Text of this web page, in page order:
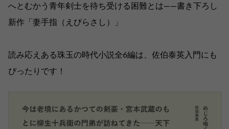
へとむかう青年剣士を待ち受ける困難とは――書き下ろし
新作「妻手指（えびらさし）」
読み応えある珠玉の時代小説全6編は、佐伯泰英入門にも
ぴったりです！